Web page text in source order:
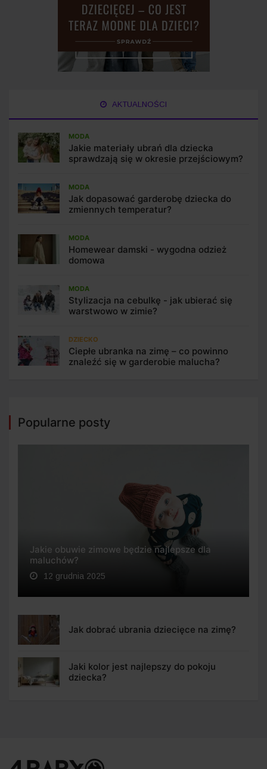
AKTUALNOŚCI
MODA
Jakie materiały ubrań dla dziecka
sprawdzają się w okresie przejściowym?
MODA
Jak dopasować garderobę dziecka do
zmiennych temperatur?
MODA
Homewear damski - wygodna odzież
domowa
MODA
Stylizacja na cebulkę - jak ubierać się
warstwowo w zimie?
DZIECKO
Ciepłe ubranka na zimę – co powinno
znaleźć się w garderobie malucha?
Popularne posty
Jakie obuwie zimowe będzie najlepsze dla
maluchów?
12 grudnia 2025
Jak dobrać ubrania dziecięce na zimę?
Jaki kolor jest najlepszy do pokoju
dziecka?